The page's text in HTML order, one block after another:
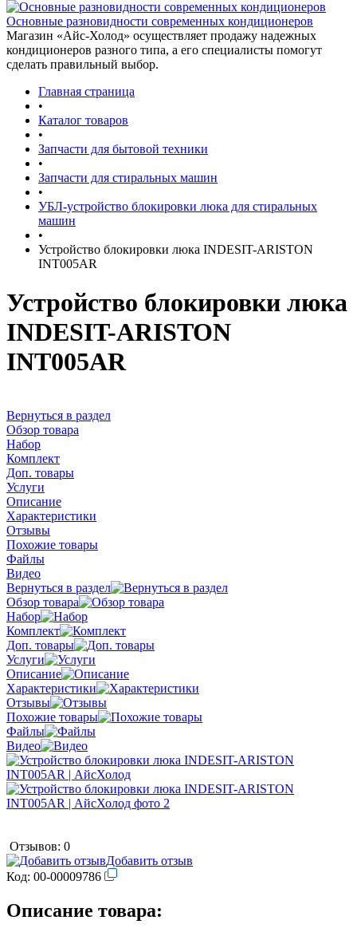
Основные разновидности современных кондиционеров
Магазин «Айс-Холод» осуществляет продажу надежных
кондиционеров разного типа, а его специалисты помогут
сделать правильный выбор.
Главная страница
•
Каталог товаров
•
Запчасти для бытовой техники
•
Запчасти для стиральных машин
•
УБЛ-устройство блокировки люка для стиральных
машин
•
Устройство блокировки люка INDESIT-ARISTON
INT005AR
Устройство блокировки люка
INDESIT-ARISTON
INT005AR
Вернуться в раздел
Обзор товара
Набор
Комплект
Доп. товары
Услуги
Описание
Характеристики
Отзывы
Похожие товары
Файлы
Видео
Вернуться в раздел
Обзор товара
Набор
Комплект
Доп. товары
Услуги
Описание
Характеристики
Отзывы
Похожие товары
Файлы
Видео
Отзывов: 0
Добавить отзыв
Код: 00-00009786
Описание товара: